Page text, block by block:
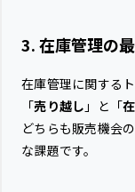
3. 在庫管理の
在庫管理に関する
「売り越し 」と「
どちらも販売機会
な課題です。